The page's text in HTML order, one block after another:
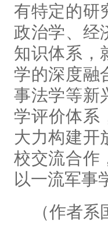
有特定的研
政治学、经
知识体系，
学的深度融
事法学等新
学评价体系
大力构建开
校交流合作
以一流军事
（作者